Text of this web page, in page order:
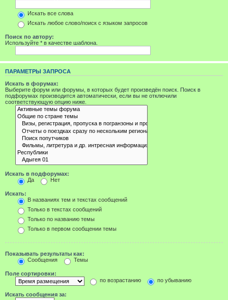
Искать все слова
Искать любое слово/поиск с языком запросов
Поиск по автору:
Используйте * в качестве шаблона.
ПАРАМЕТРЫ ЗАПРОСА
Искать в форумах:
Выберите форум или форумы, в которых будет произведён поиск. Поиск в
подфорумах производится автоматически, если вы не отключили
соответствующую опцию ниже.
Искать в подфорумах:
Да
Нет
Искать:
В названиях тем и текстах сообщений
Только в текстах сообщений
Только по названию темы
Только в первом сообщении темы
Показывать результаты как:
Сообщения
Темы
Поле сортировки:
по возрастанию
по убыванию
Искать сообщения за: